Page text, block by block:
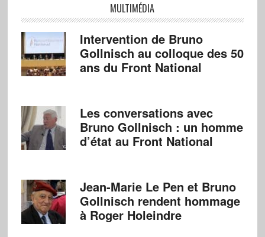
MULTIMÉDIA
Intervention de Bruno
Gollnisch au colloque des 50
ans du Front National
Les conversations avec
Bruno Gollnisch : un homme
d’état au Front National
Jean-Marie Le Pen et Bruno
Gollnisch rendent hommage
à Roger Holeindre